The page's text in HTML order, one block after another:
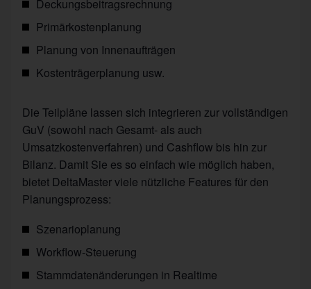
Deckungsbeitragsrechnung
Primärkostenplanung
Planung von Innenaufträgen
Kostenträgerplanung usw.
Die Teilpläne lassen sich integrieren zur vollständigen
GuV (sowohl nach Gesamt- als auch
Umsatzkostenverfahren) und Cashflow bis hin zur
Bilanz. Damit Sie es so einfach wie möglich haben,
bietet DeltaMaster viele nützliche Features für den
Planungsprozess:
Szenarioplanung
Workflow-Steuerung
Stammdatenänderungen in Realtime